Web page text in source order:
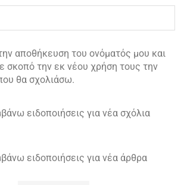
αποθήκευση του ονόματός μου και
σκοπό την εκ νέου χρήση τους την
θα σχολιάσω.
ειδοποιήσεις για νέα σχόλια
ειδοποιήσεις για νέα άρθρα